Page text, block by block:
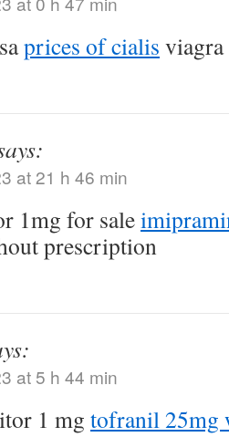
prices of cialis
at 21 h 46 min
1mg for sale
prescription
at 5 h 44 min
1 mg tofranil 25mg